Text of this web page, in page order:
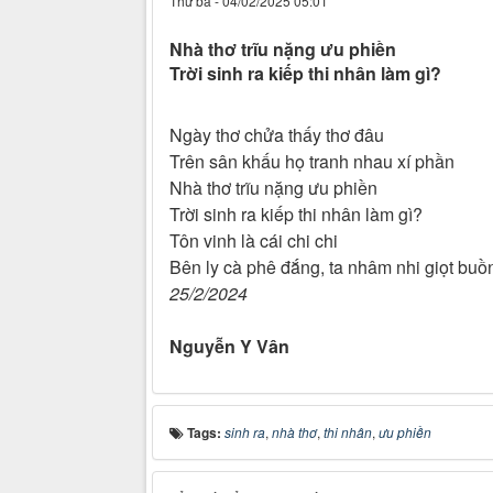
Nhà thơ trĩu nặng ưu phiền
Trời sinh ra kiếp thi nhân làm gì?
Ngày thơ chửa thấy thơ đâu
Trên sân khấu họ tranh nhau xí phần
Nhà thơ trĩu nặng ưu phiền
Trời sinh ra kiếp thi nhân làm gì?
Tôn vinh là cái chi chi
Bên ly cà phê đắng, ta nhâm nhi giọt
25/2/2024
Nguyễn Y Vân
Tags: sinh ra, nhà thơ, thi nhân, ưu phiền